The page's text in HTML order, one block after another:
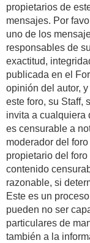
propietarios de
mensajes. Por
uno de los
responsables de
exactitud,
publicada en el
opinión del autor,
este foro, su Staff,
invita a cualquiera
es censurable a
moderador del
propietario del
contenido
razonable, si
Este es un
pueden no ser
particulares de
también a la